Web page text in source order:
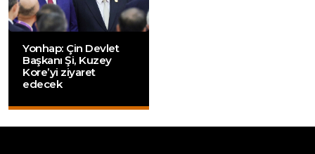
Yonhap: Çin Devlet
Başkanı Şi, Kuzey
Kore’yi ziyaret
edecek